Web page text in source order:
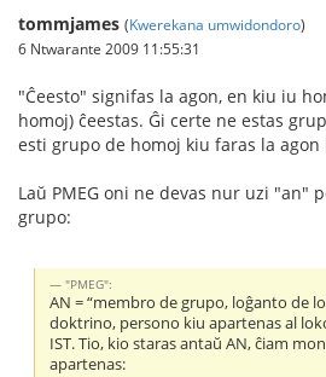
tommjames (Kwerekana umwidondoro)
6 Ntwarante 2009 11:55:31
"Ĉeesto" signifas la agon, en kiu iu
homoj) ĉeestas. Ĝi certe ne estas
esti grupo de homoj kiu faras la agon
Laŭ PMEG oni ne devas nur uzi "an"
grupo:
"PMEG":
AN = “membro de grupo, loĝanto de
doktrino, persono kiu apartenas al
IST. Tio, kio staras antaŭ AN, ĉiam
apartenas: